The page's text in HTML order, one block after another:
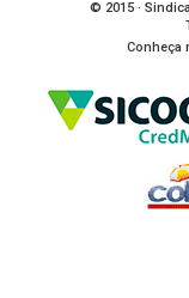
© 2015 ·
Conheça